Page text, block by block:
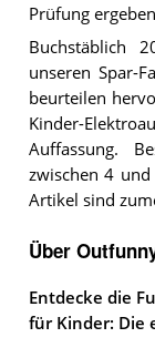
Prüfung
Buchstäblich
unseren Spar-
beurteilen
Kinder-
Auffassung.
zwischen 4
Artikel sind
Über
Entdecke die
für Kinder: Die